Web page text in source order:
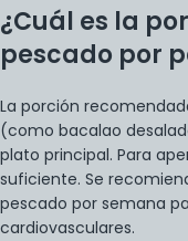
¿Cuál es la
pescado por
La porción
(como bacalao
plato principal. Para
suficiente. Se
pescado por semana
cardiovasculares.